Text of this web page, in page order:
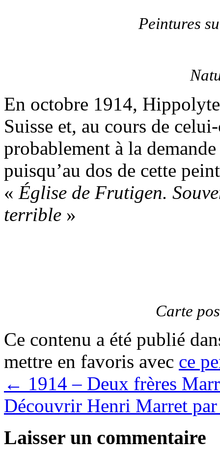
Peintures
En octobre 1914,
Suisse et, au cours de
probablement à la
puisqu’au dos de cette
« Église de Frutigen.
terrible »
Carte
Ce contenu a été publié
mettre en favoris avec ce
← 1914 – Deux frères
Découvrir Henri Marret
Laisser un commentaire